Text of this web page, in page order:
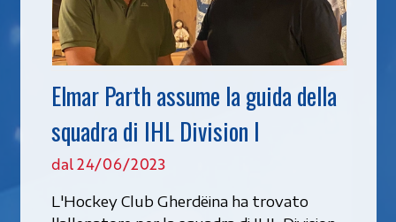
Elmar Parth assume la guida della
squadra di IHL Division I
dal 24/06/2023
L'Hockey Club Gherdëina ha trovato